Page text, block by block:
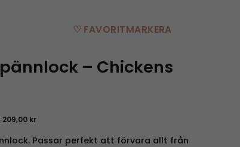
♡ FAVORITMARKERA
– Chickens
209,00 kr
Passar perfekt att förvara allt från